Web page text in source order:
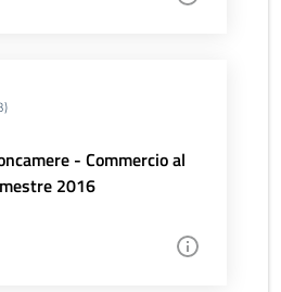
- Commercio al
2016